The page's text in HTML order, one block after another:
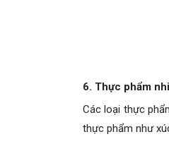
6. Thực phẩm
Các loại thực
thực phẩm như